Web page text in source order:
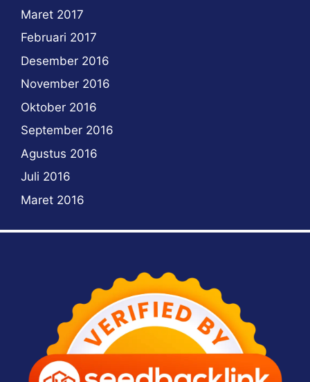
Maret 2017
Februari 2017
Desember 2016
November 2016
Oktober 2016
September 2016
Agustus 2016
Juli 2016
Maret 2016